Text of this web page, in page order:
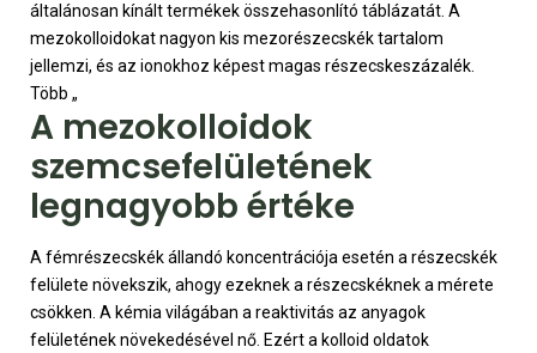
általánosan kínált termékek összehasonlító táblázatát. A
mezokolloidokat nagyon kis mezorészecskék tartalom
jellemzi, és az ionokhoz képest magas részecskeszázalék.
Több „
A mezokolloidok
szemcsefelületének
legnagyobb értéke
A fémrészecskék állandó koncentrációja esetén a részecskék
felülete növekszik, ahogy ezeknek a részecskéknek a mérete
csökken. A kémia világában a reaktivitás az anyagok
felületének növekedésével nő. Ezért a kolloid oldatok